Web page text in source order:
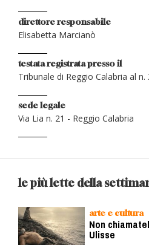
direttore responsabile
Elisabetta Marcianò
testata registrata presso il
Tribunale di Reggio Calabria al n.
sede legale
Via Lia n. 21 - Reggio Calabria
le più lette della
arte e cultura
Non
Ulisse